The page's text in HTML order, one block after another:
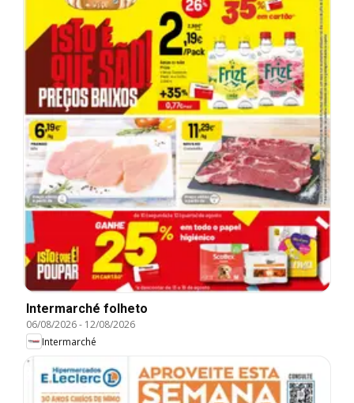
Intermarché folheto
06/08/2026- 12/08/2026
Intermarché